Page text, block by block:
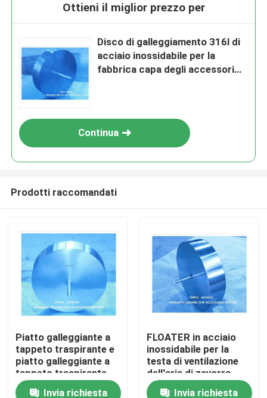
Casa
Prodotti
Chi siamo
Ottieni il miglior prezzo per
Disco di galleggiamento 316l di
acciaio inossidabile per la
fabbrica capa degli accessori
Continua
Prodotti raccomandati
Piatto galleggiante a
tappeto traspirante e
piatto galleggiante a
tappeto traspirante
Invia richiesta
FLOATER in acciaio
inossidabile per la
testa di ventilazione
dell'aria di zavorra
posteriore &FLOATER
Invia richiesta